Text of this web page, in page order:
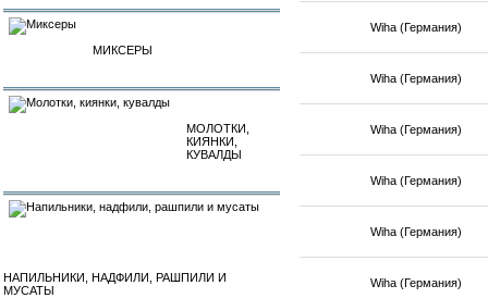
МИКСЕРЫ
МОЛОТКИ,
КИЯНКИ,
КУВАЛДЫ
НАПИЛЬНИКИ, НАДФИЛИ, РАШПИЛИ И
МУСАТЫ
Wiha (Германия)
Wiha (Германия)
Wiha (Германия)
Wiha (Германия)
Wiha (Германия)
Wiha (Германия)